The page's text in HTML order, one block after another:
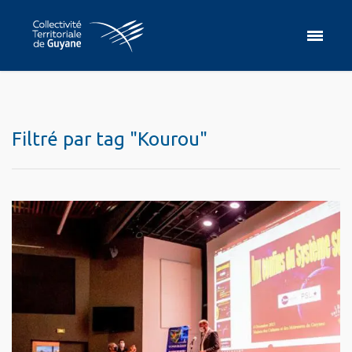
Filtré par tag "Kourou"